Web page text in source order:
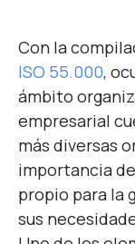
Con la
ISO 55.000,
ámbito
empresarial
más diversas
importancia
propio para la
sus